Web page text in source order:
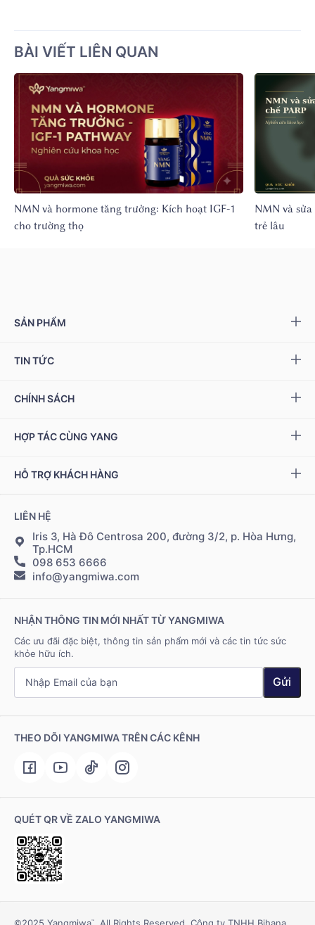
BÀI VIẾT LIÊN QUAN
NMN và hormone tăng trưởng: Kích hoạt IGF-1
cho trường thọ
NMN và sửa
trẻ lâu
SẢN PHẨM
Yang NMN™ 15000 mg
Ziptamin
Bộ kiểm tra NAD +
TIN TỨC
Sự kiện & Ưu đãi
Tuyển dụng
CHÍNH SÁCH
Giải quyết khiếu nại
Điều khoản sử dụng
HỢP TÁC CÙNG YANG
Chính sách đại lý
HỖ TRỢ KHÁCH HÀNG
Đặt hàng & thanh toán
Giao hàng & vận chuyển
Hệ thống điểm bán
LIÊN HỆ
Iris 3, Hà Đô Centrosa 200, đường 3/2, p. Hòa Hưng,
Tp.HCM
098 653 6666
info@yangmiwa.com
NHẬN THÔNG TIN MỚI NHẤT TỪ YANGMIWA
Các ưu đãi đặc biệt, thông tin sản phẩm mới và các tin tức sức
khỏe hữu ích.
Gửi
THEO DÕI YANGMIWA TRÊN CÁC KÊNH
QUÉT QR VỀ ZALO YANGMIWA
©2025 Yangmiwa™ . All Rights Reserved. Công ty TNHH Bihana